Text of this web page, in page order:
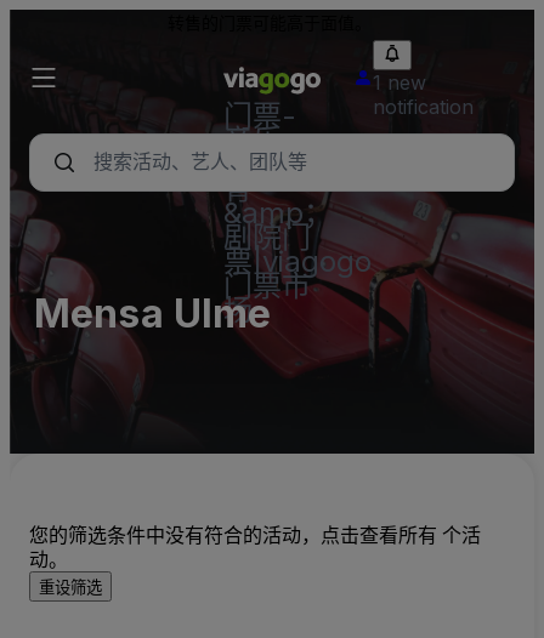
门票-
音乐
会，体
育
&amp；
剧院门
票|viagogo
门票市
场
1 new
notification
Mensa Ulme
您的筛选条件中没有符合的活动，点击查看所有 个活
动。
重设筛选